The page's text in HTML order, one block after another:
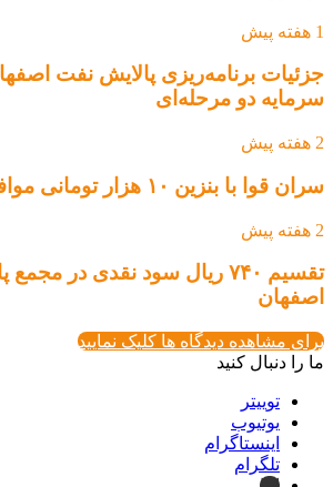
1 هفته پیش
جزئیات برنامه‌ریزی پالایش نفت
سرمایه دو مرحله‌ای
2 هفته پیش
سران قوا با بنزین ۱۰ هزار تومانی موافقت کردند
2 هفته پیش
تقسیم ۷۴۰ ریال سود نقدی در
اصفهان
برای مشاهده دیدگاه ها کلیک نمایید
ما را دنبال کنید
توییتر
یوتیوب
اینستاگرام
تلگرام